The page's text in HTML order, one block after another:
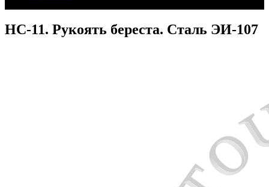
НС-11. Рукоять береста. Сталь ЭИ-107